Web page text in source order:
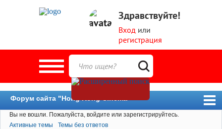
Здравствуйте!
Вход или
регистрация
Форум сайта "Hong Kong Cinema"
Форум
Вы не вошли. Пожалуйста, войдите или зарегистрируйтесь.
Активные темы
Темы без ответов